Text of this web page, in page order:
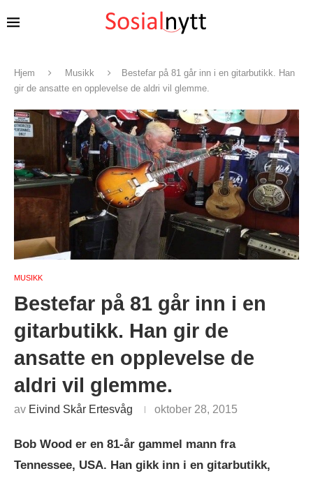
Hjem Musikk
Bestefar på 81 går inn i en gitarbutikk. Han
gir de ansatte en opplevelse de aldri vil glemme.
MUSIKK
Bestefar på 81 går inn i en
gitarbutikk. Han gir de
ansatte en opplevelse de
aldri vil glemme.
av Eivind Skår Ertesvåg oktober 28, 2015
Bob Wood er en 81-år gammel mann fra
Tennessee, USA. Han gikk inn i en gitarbutikk,